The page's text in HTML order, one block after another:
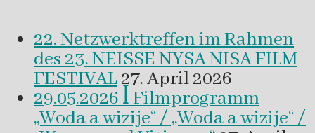
22. Netzwerktreffen im Rahmen
des 23. NEISSE NYSA NISA FILM
FESTIVAL27. April 2026
29.05.2026 ꟾ Filmprogramm
„Woda a wizije“ / „Woda a wizije“ /